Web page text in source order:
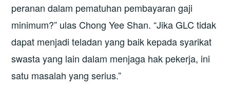
peranan dalam pematuhan pembayaran gaji
minimum?” ulas Chong Yee Shan. “Jika GLC tidak
dapat menjadi teladan yang baik kepada syarikat
swasta yang lain dalam menjaga hak pekerja, ini
satu masalah yang serius.”